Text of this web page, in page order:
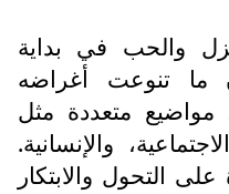
والحب في بداية
ما تنوعت أغراضه
متعددة مثل
والإنسانية.
التحول والابتكار